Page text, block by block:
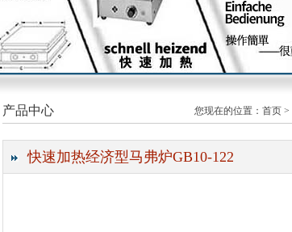
产品中心 您现在的位置： 首页 >
快速加热经济型马弗炉GB10-122